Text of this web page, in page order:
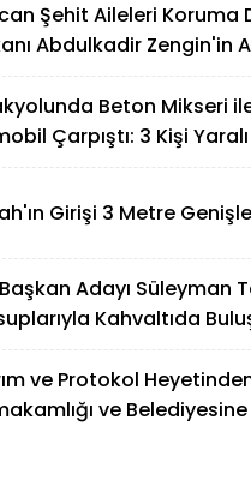
Şehit Aileleri Koruma
Abdulkadir Zengin'in
Beton Mikseri
Çarpıştı: 3 Kişi Yaralı
Girişi 3 Metre
Adayı Süleyman
Kahvaltıda
ve Protokol
ve